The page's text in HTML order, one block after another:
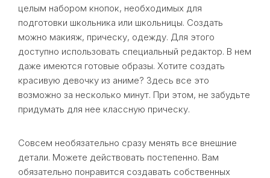
целым набором кнопок, необходимых для
подготовки школьника или школьницы. Создать
можно макияж, прическу, одежду. Для этого
доступно использовать специальный редактор. В нем
даже имеются готовые образы. Хотите создать
красивую девочку из аниме? Здесь все это
возможно за несколько минут. При этом, не забудьте
придумать для нее классную прическу.
Совсем необязательно сразу менять все внешние
детали. Можете действовать постепенно. Вам
обязательно понравится создавать собственных